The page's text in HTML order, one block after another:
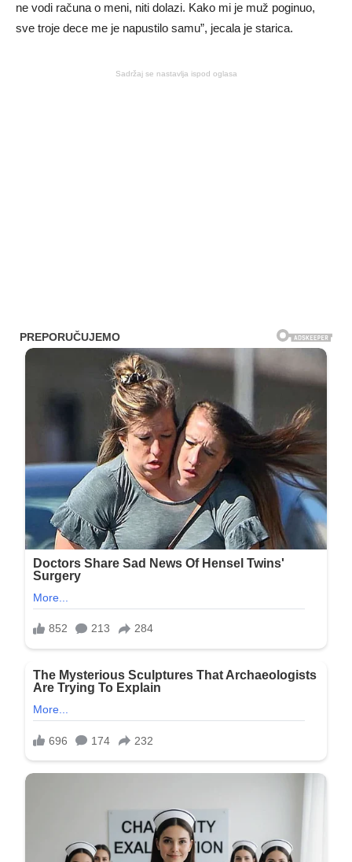
ne vodi računa o meni, niti dolazi. Kako mi je muž poginuo,
sve troje dece me je napustilo samu”, jecala je starica.
Sadržaj se nastavlja ispod oglasa